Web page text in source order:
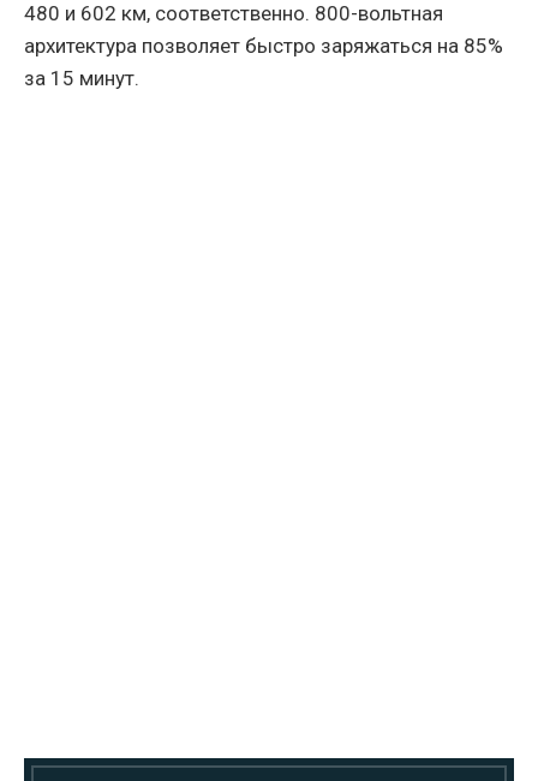
480 и 602 км, соответственно. 800-вольтная
архитектура позволяет быстро заряжаться на 85%
за 15 минут.